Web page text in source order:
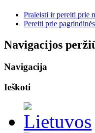
Praleisti ir pereiti prie
Pereiti prie
Navigacijos
Navigacija
Ieškoti